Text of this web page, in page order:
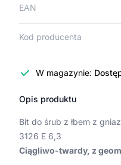
EAN
Kod producenta
W magazynie:
Opis produktu
Bit do śrub z łbem z
3126 E 6,3
Ciągliwo-twardy, z